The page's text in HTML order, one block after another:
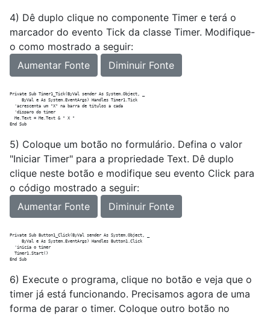
4) Dê duplo clique no componente Timer e terá o
marcador do evento Tick da classe Timer. Modifique-
o como mostrado a seguir:
Aumentar Fonte
Diminuir Fonte
Private Sub Timer1_Tick(ByVal sender As System.Object, _
     ByVal e As System.EventArgs) Handles Timer1.Tick
  'acrescenta um "X" na barra de títulos a cada
  'disparo do timer
  Me.Text = Me.Text & " X "
5) Coloque um botão no formulário. Defina o valor
"Iniciar Timer" para a propriedade Text. Dê duplo
clique neste botão e modifique seu evento Click para
o código mostrado a seguir:
Aumentar Fonte
Diminuir Fonte
Private Sub Button1_Click(ByVal sender As System.Object, _
     ByVal e As System.EventArgs) Handles Button1.Click
  'inicia o timer
  Timer1.Start()
6) Execute o programa, clique no botão e veja que o
timer já está funcionando. Precisamos agora de uma
forma de parar o timer. Coloque outro botão no